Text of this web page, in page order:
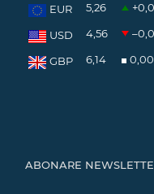
EUR
5,26
USD 4,56
GBP 6,14 0,00
ABONARE